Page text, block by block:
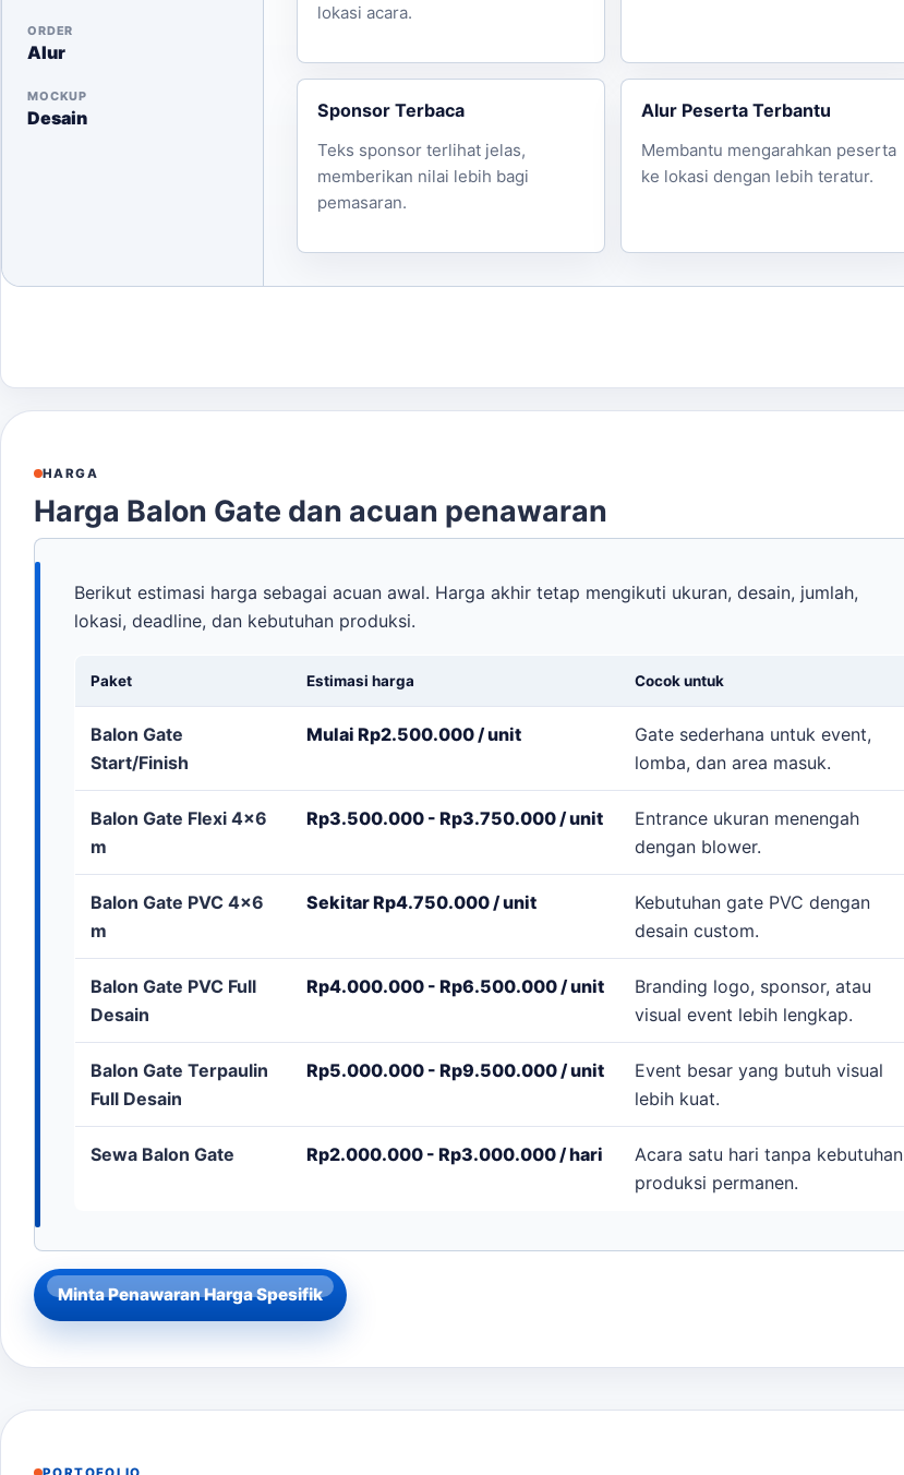
ORDER
Alur
MOCKUP
Desain
lokasi acara.
Sponsor Terbaca
Teks sponsor terlihat jelas,
memberikan nilai lebih bagi
pemasaran.
Alur Peserta Terbantu
Membantu mengarahkan peserta
ke lokasi dengan lebih teratur.
HARGA
Harga Balon Gate dan acuan penawaran
Berikut estimasi harga sebagai acuan awal. Harga akhir tetap mengikuti ukuran, desain, jumlah,
lokasi, deadline, dan kebutuhan produksi.
Paket Estimasi harga Cocok untuk
Balon Gate
Start/Finish
Mulai Rp2.500.000 / unit
Gate sederhana untuk event,
lomba, dan area masuk.
Balon Gate Flexi 4x6
m
Rp3.500.000 - Rp3.750.000 / unit
Entrance ukuran menengah
dengan blower.
Balon Gate PVC 4x6
m
Sekitar Rp4.750.000 / unit
Kebutuhan gate PVC dengan
desain custom.
Balon Gate PVC Full
Desain
Rp4.000.000 - Rp6.500.000 / unit
Branding logo, sponsor, atau
visual event lebih lengkap.
Balon Gate Terpaulin
Full Desain
Rp5.000.000 - Rp9.500.000 / unit
Event besar yang butuh visual
lebih kuat.
Sewa Balon Gate Rp2.000.000 - Rp3.000.000 / hari
Acara satu hari tanpa kebutuhan
produksi permanen.
Minta Penawaran Harga Spesifik